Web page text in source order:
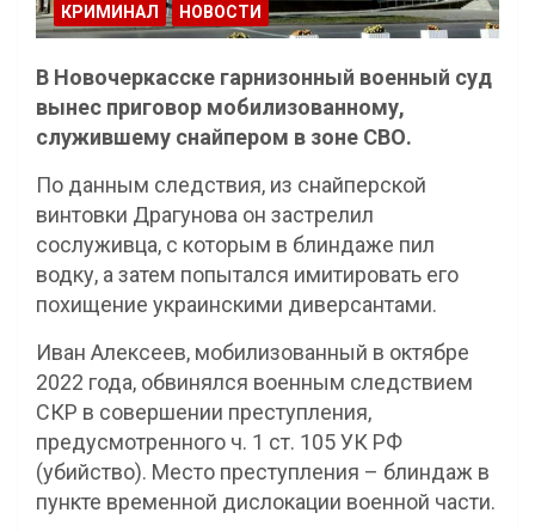
КРИМИНАЛ НОВОСТИ
В Новочеркасске гарнизонный военный суд
вынес приговор мобилизованному,
служившему снайпером в зоне СВО.
По данным следствия, из снайперской
винтовки Драгунова он застрелил
сослуживца, с которым в блиндаже пил
водку, а затем попытался имитировать его
похищение украинскими диверсантами.
Иван Алексеев, мобилизованный в октябре
2022 года, обвинялся военным следствием
СКР в совершении преступления,
предусмотренного ч. 1 ст. 105 УК РФ
(убийство). Место преступления – блиндаж в
пункте временной дислокации военной части.